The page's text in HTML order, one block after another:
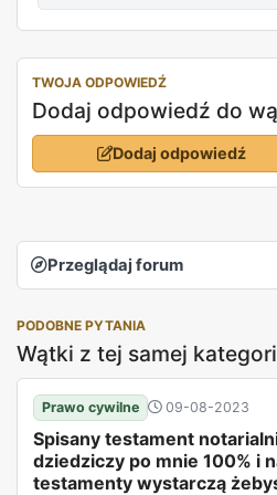
TWOJA ODPOWIEDŹ
Dodaj odpowiedź do
Dodaj odpowiedź
Przeglądaj forum
PODOBNE PYTANIA
Wątki z tej samej
Prawo cywilne 09-08-2023
Spisany testament
dziedziczy po mnie 100% i
testamenty wystarczą